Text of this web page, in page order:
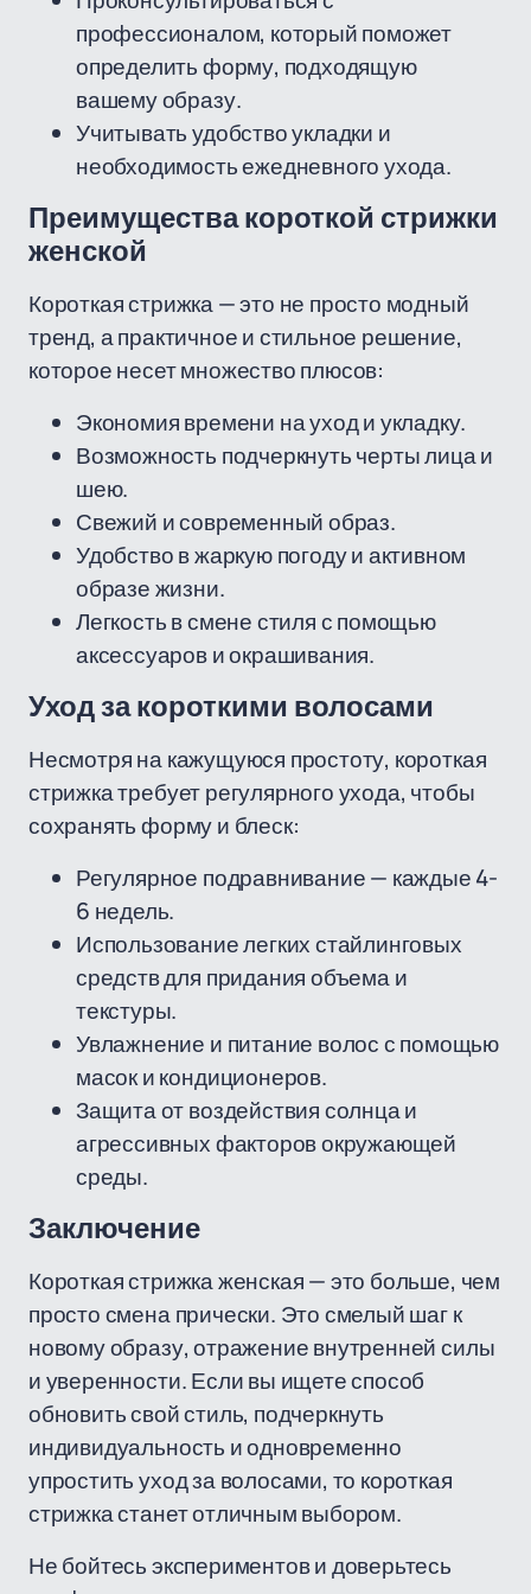
профессионалом, который поможет
определить форму, подходящую
вашему образу.
Учитывать удобство укладки и
необходимость ежедневного ухода.
Преимущества короткой стрижки
женской
Короткая стрижка — это не просто модный
тренд, а практичное и стильное решение,
которое несет множество плюсов:
Экономия времени на уход и укладку.
Возможность подчеркнуть черты лица и
шею.
Свежий и современный образ.
Удобство в жаркую погоду и активном
образе жизни.
Легкость в смене стиля с помощью
аксессуаров и окрашивания.
Уход за короткими волосами
Несмотря на кажущуюся простоту, короткая
стрижка требует регулярного ухода, чтобы
сохранять форму и блеск:
Регулярное подравнивание — каждые 4-
6 недель.
Использование легких стайлинговых
средств для придания объема и
текстуры.
Увлажнение и питание волос с помощью
масок и кондиционеров.
Защита от воздействия солнца и
агрессивных факторов окружающей
среды.
Заключение
Короткая стрижка женская — это больше, чем
просто смена прически. Это смелый шаг к
новому образу, отражение внутренней силы
и уверенности. Если вы ищете способ
обновить свой стиль, подчеркнуть
индивидуальность и одновременно
упростить уход за волосами, то короткая
стрижка станет отличным выбором.
Не бойтесь экспериментов и доверьтесь